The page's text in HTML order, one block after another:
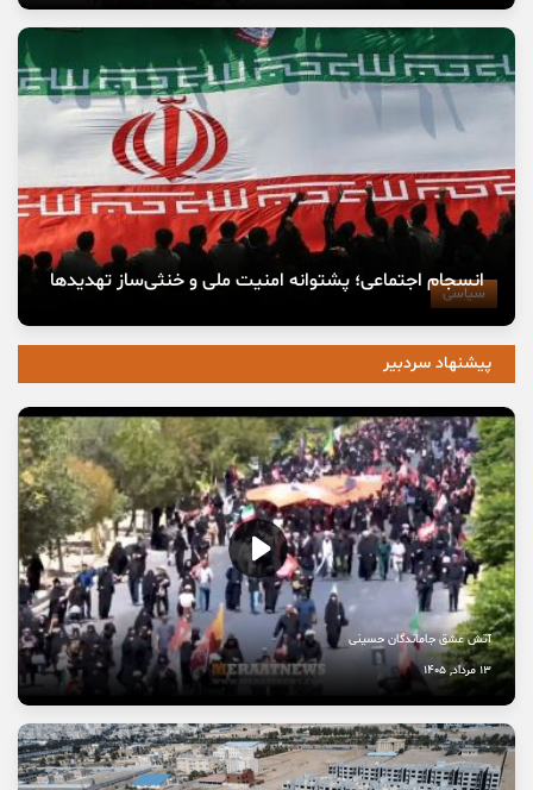
سیاسی
انسجام اجتماعی؛ پشتوانه امنیت ملی و خنثی‌ساز تهدیدها
پیشنهاد سردبیر
آتش عشق جاماندگان حسینی
13 مرداد, 1405